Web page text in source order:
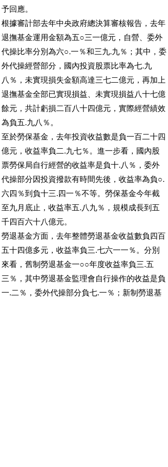
予回應。
根據審計部去年中央政府總決算審核報告，去年
退撫基金運用金額為五○三一億元，自營、委外
代操比率分別為六○.一％和三九.九％；其中，委
外代操經營部分，國內投資股票比率為七.九
八％，未實現損失金額高達三七二億元，再加上
退撫基金全部已實現損益、未實現損益八十七億
餘元，共計虧損二百八十四億元，實際經營績效
為負五.九八％。
至於勞保基金，去年投資收益數是負一百二十四
億元，收益率負二.九七％。進一步看，國內股
票勞保局自行經營的收益率是負十.八％，委外
代操部分因投資撥款有時間先後，收益率為負○.
六四％到負十三.四一％不等。勞保基金今年截
至九月底止，收益率五.八九％，規模成長到五
千四百六十八億元。
勞退基金方面，去年整體勞退基金收益數負四百
五十四億多元，收益率負三.七六一一％。分別
來看，舊制勞退基金一○○年度收益率負三.五
三％，其中勞退基金監理會自行操作的收益是負
一.二％，委外代操部分負七.一％；新制勞退基